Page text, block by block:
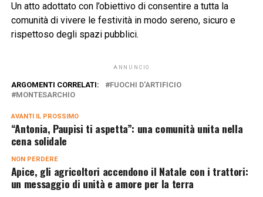
Un atto adottato con l’obiettivo di consentire a tutta la
comunità di vivere le festività in modo sereno, sicuro e
rispettoso degli spazi pubblici.
ANNUNCIO
ARGOMENTI CORRELATI:
FUOCHI D'ARTIFICIO
MONTESARCHIO
AVANTI IL ​​PROSSIMO
“Antonia, Paupisi ti aspetta”: una comunità unita nella
cena solidale
NON PERDERE
Apice, gli agricoltori accendono il Natale con i trattori:
un messaggio di unità e amore per la terra